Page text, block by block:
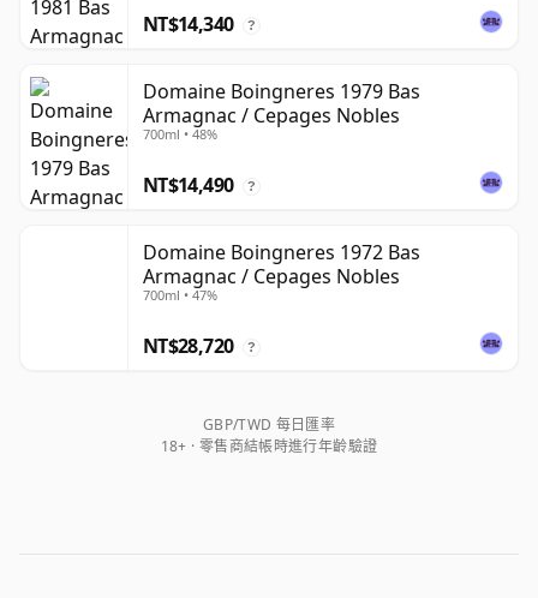
NT$14,340 ?
Domaine Boingneres 1979 Bas
Armagnac / Cepages Nobles
700ml • 48%
NT$14,490 ?
Domaine Boingneres 1972 Bas
Armagnac / Cepages Nobles
700ml • 47%
NT$28,720 ?
GBP/TWD 每日匯率
18+ · 零售商結帳時進行年齡驗證